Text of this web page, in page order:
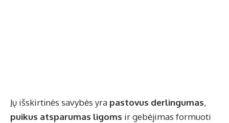
Jų išskirtinės savybės yra pastovus derlingumas,
puikus atsparumas ligoms ir gebėjimas formuoti